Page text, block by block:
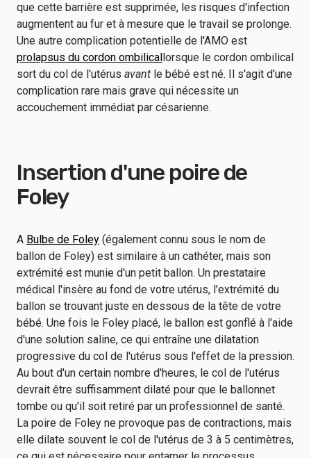
que cette barrière est supprimée, les risques d'infection
augmentent au fur et à mesure que le travail se prolonge.
Une autre complication potentielle de l'AMO est
prolapsus du cordon ombilicallorsque le cordon ombilical
sort du col de l'utérus avant le bébé est né. Il s'agit d'une
complication rare mais grave qui nécessite un
accouchement immédiat par césarienne.
Insertion d'une poire de
Foley
A Bulbe de Foley (également connu sous le nom de
ballon de Foley) est similaire à un cathéter, mais son
extrémité est munie d'un petit ballon. Un prestataire
médical l'insère au fond de votre utérus, l'extrémité du
ballon se trouvant juste en dessous de la tête de votre
bébé. Une fois le Foley placé, le ballon est gonflé à l'aide
d'une solution saline, ce qui entraîne une dilatation
progressive du col de l'utérus sous l'effet de la pression.
Au bout d'un certain nombre d'heures, le col de l'utérus
devrait être suffisamment dilaté pour que le ballonnet
tombe ou qu'il soit retiré par un professionnel de santé.
La poire de Foley ne provoque pas de contractions, mais
elle dilate souvent le col de l'utérus de 3 à 5 centimètres,